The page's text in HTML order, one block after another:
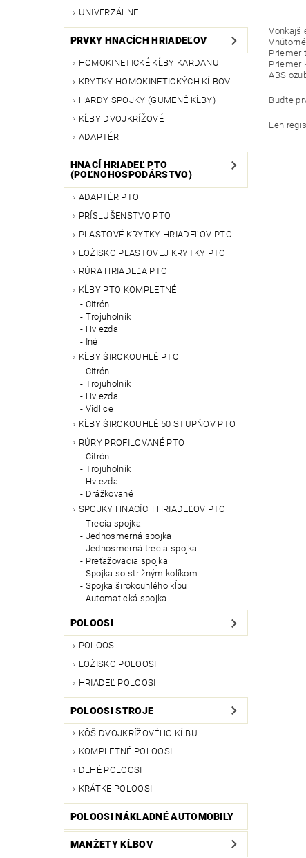
UNIVERZÁLNE
PRVKY HNACÍCH HRIADEĽOV
HOMOKINETICKÉ KĹBY KARDANU
KRYTKY HOMOKINETICKÝCH KĹBOV
HARDY SPOJKY (GUMENÉ KĹBY)
KĹBY DVOJKRÍŽOVÉ
ADAPTÉR
HNACÍ HRIADEĽ PTO
(POĽNOHOSPODÁRSTVO)
ADAPTÉR PTO
PRÍSLUŠENSTVO PTO
PLASTOVÉ KRYTKY HRIADEĽOV PTO
LOŽISKO PLASTOVEJ KRYTKY PTO
RÚRA HRIADEĽA PTO
KĹBY PTO KOMPLETNÉ
Citrón
Trojuholník
Hviezda
Iné
KĹBY ŠIROKOUHLÉ PTO
Citrón
Trojuholník
Hviezda
Vidlice
KĹBY ŠIROKOUHLÉ 50 STUPŇOV PTO
RÚRY PROFILOVANÉ PTO
Citrón
Trojuholník
Hviezda
Drážkované
SPOJKY HNACÍCH HRIADEĽOV PTO
Trecia spojka
Jednosmerná spojka
Jednosmerná trecia spojka
Preťažovacia spojka
Spojka so strižným kolíkom
Spojka širokouhlého kĺbu
Automatická spojka
POLOOSI
POLOOS
LOŽISKO POLOOSI
HRIADEĽ POLOOSI
POLOOSI STROJE
KÔŠ DVOJKRÍŽOVÉHO KĹBU
KOMPLETNÉ POLOOSI
DLHÉ POLOOSI
KRÁTKE POLOOSI
POLOOSI NÁKLADNÉ AUTOMOBILY
MANŽETY KĹBOV
Priemer
Priemer
ABS
Buďte
Len